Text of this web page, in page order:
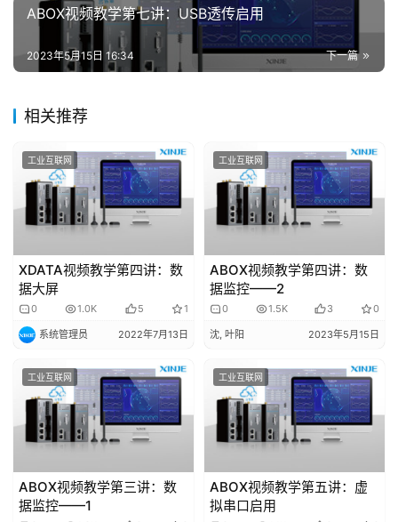
堂
专
答
社
区
见
问
题
登录
ABOX视频教学第七讲：USB透传启用
下一篇
2023年5月15日 16:34
相关推荐
工业互联网
XDATA视频教学第四讲：数
据大屏
0 1.0K 5 1
系统管理员 2022年7月13日
工业互联网
ABOX视频教学第四讲：数
据监控——2
0 1.5K 3 0
沈, 叶阳 2023年5月15日
工业互联网
ABOX视频教学第三讲：数
据监控——1
工业互联网
ABOX视频教学第五讲：虚
拟串口启用